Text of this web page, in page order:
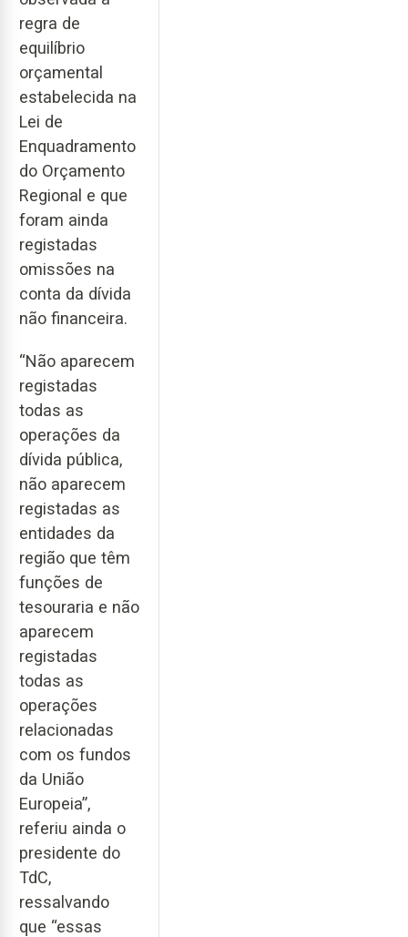
regra de
equilíbrio
orçamental
estabelecida na
Lei de
Enquadramento
do Orçamento
Regional e que
foram ainda
registadas
omissões na
conta da dívida
não financeira.
“Não aparecem
registadas
todas as
operações da
dívida pública,
não aparecem
registadas as
entidades da
região que têm
funções de
tesouraria e não
aparecem
registadas
todas as
operações
relacionadas
com os fundos
da União
Europeia”,
referiu ainda o
presidente do
TdC,
ressalvando
que “essas